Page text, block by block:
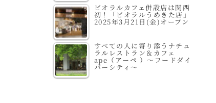
ビオラルカフェ併設店は関西
初！「ビオラルうめきた店」
2025年3月21日(金)オープン
すべての人に寄り添うナチュ
ラルレストラン＆カフェ
ape（アーペ ）～フードダイ
バーシティ～